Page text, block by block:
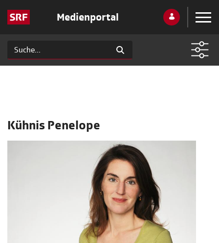
Medienportal
Kühnis Penelope